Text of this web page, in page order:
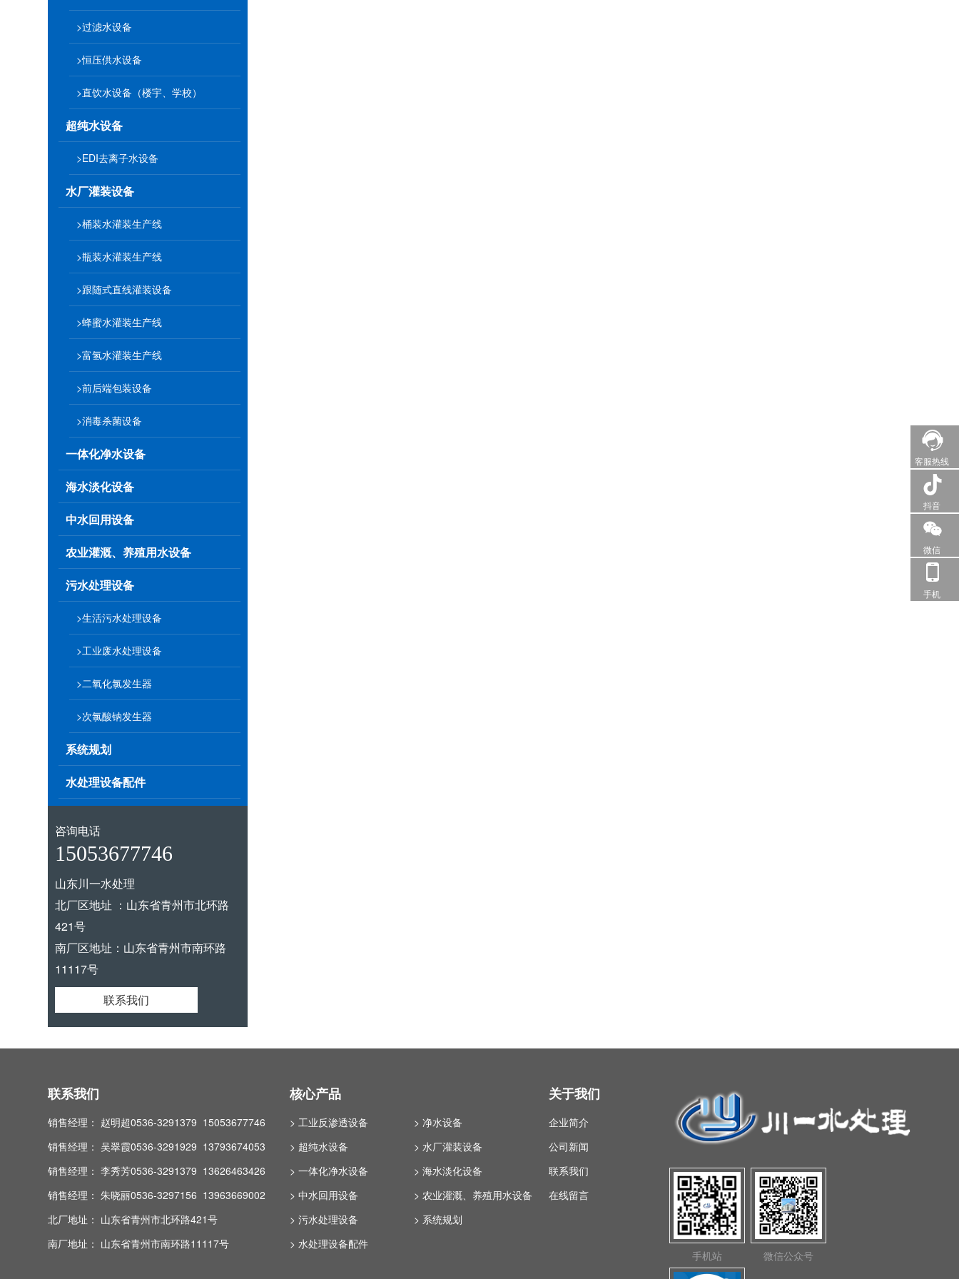
>过滤水设备
>恒压供水设备
>直饮水设备（楼宇、学校）
超纯水设备
>EDI去离子水设备
水厂灌装设备
>桶装水灌装生产线
>瓶装水灌装生产线
>跟随式直线灌装设备
>蜂蜜水灌装生产线
>富氢水灌装生产线
>前后端包装设备
>消毒杀菌设备
一体化净水设备
海水淡化设备
中水回用设备
农业灌溉、养殖用水设备
污水处理设备
>生活污水处理设备
>工业废水处理设备
>二氧化氯发生器
>次氯酸钠发生器
系统规划
水处理设备配件
咨询电话
15053677746
山东川一水处理
北厂区地址 ：山东省青州市北环路
421号
南厂区地址：山东省青州市南环路
11117号
联系我们
联系我们
销售经理： 赵明超0536-3291379 15053677746
销售经理： 吴翠霞0536-3291929 13793674053
销售经理： 李秀芳0536-3291379 13626463426
销售经理： 朱晓丽0536-3297156 13963669002
北厂地址： 山东省青州市北环路421号
南厂地址： 山东省青州市南环路11117号
核心产品
> 工业反渗透设备
> 净水设备
> 超纯水设备
> 水厂灌装设备
> 一体化净水设备
> 海水淡化设备
> 中水回用设备
> 农业灌溉、养殖用水设备
> 污水处理设备
> 系统规划
> 水处理设备配件
关于我们
企业简介
公司新闻
联系我们
在线留言
手机站 微信公众号
客服热线
抖音
微信
手机